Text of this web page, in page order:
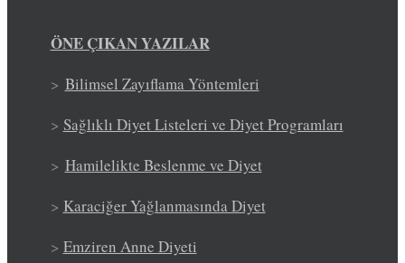
ÖNE ÇIKAN YAZILAR
> Bilimsel Zayıflama Yöntemleri
> Sağlıklı Diyet Listeleri ve Diyet Programları
> Hamilelikte Beslenme ve Diyet
> Karaciğer Yağlanmasında Diyet
> Emziren Anne Diyeti